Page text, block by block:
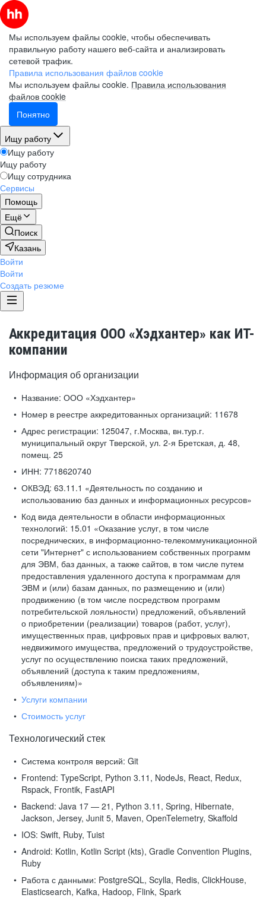
Мы используем файлы cookie, чтобы обеспечивать
правильную работу нашего веб-сайта и анализировать
сетевой трафик.
Правила использования файлов cookie
Мы используем файлы cookie. Правила использования
файлов cookie
Понятно
Ищу работу
Ищу работу
Ищу работу
Ищу сотрудника
Сервисы
Помощь
Ещё
Поиск
Казань
Войти
Войти
Создать резюме
Аккредитация ООО «Хэдхантер» как ИТ-
компании
Информация об организации
Название: ООО «Хэдхантер»
Номер в реестре аккредитованных организаций: 11678
Адрес регистрации: 125047, г.Москва, вн.тур.г.
муниципальный округ Тверской, ул. 2-я Бретская, д. 48,
помещ. 25
ИНН: 7718620740
ОКВЭД: 63.11.1 «Деятельность по созданию и
использованию баз данных и информационных ресурсов»
Код вида деятельности в области информационных
технологий: 15.01 «Оказание услуг, в том числе
посреднических, в информационно-телекоммуникационной
сети "Интернет" с использованием собственных программ
для ЭВМ, баз данных, а также сайтов, в том числе путем
предоставления удаленного доступа к программам для
ЭВМ и (или) базам данных, по размещению и (или)
продвижению (в том числе посредством программ
потребительской лояльности) предложений, объявлений
о приобретении (реализации) товаров (работ, услуг),
имущественных прав, цифровых прав и цифровых валют,
недвижимого имущества, предложений о трудоустройстве,
услуг по осуществлению поиска таких предложений,
объявлений (доступа к таким предложениям,
объявлениям)»
Услуги компании
Стоимость услуг
Технологический стек
Система контроля версий: Git
Frontend: TypeScript, Python 3.11, NodeJs, React, Redux,
Rspack, Frontik, FastAPI
Backend: Java 17 — 21, Python 3.11, Spring, Hibernate,
Jackson, Jersey, Junit 5, Maven, OpenTelemetry, Skaffold
IOS: Swift, Ruby, Tuist
Android: Kotlin, Kotlin Script (kts), Gradle Convention Plugins,
Ruby
Работа с данными: PostgreSQL, Scylla, Redis, ClickHouse,
Elasticsearch, Kafka, Hadoop, Flink, Spark